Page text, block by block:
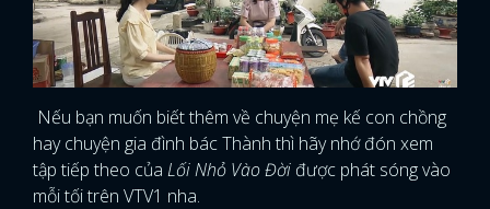
Nếu bạn muốn biết thêm về chuyện mẹ kế con chồng
hay chuyện gia đình bác Thành thì hãy nhớ đón xem
tập tiếp theo của Lối Nhỏ Vào Đời được phát sóng vào
mỗi tối trên VTV1 nha.